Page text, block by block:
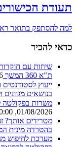
תעודת
למה להסתפק בתואר
כדאי להכיר
שיחות עם
ת"א 360
המשך
ייעוץ
בנושאים
משרות
01/08/2026, 10:00
מטרידים אותך?
בהטרדה מינית
מערכת לחיפוש